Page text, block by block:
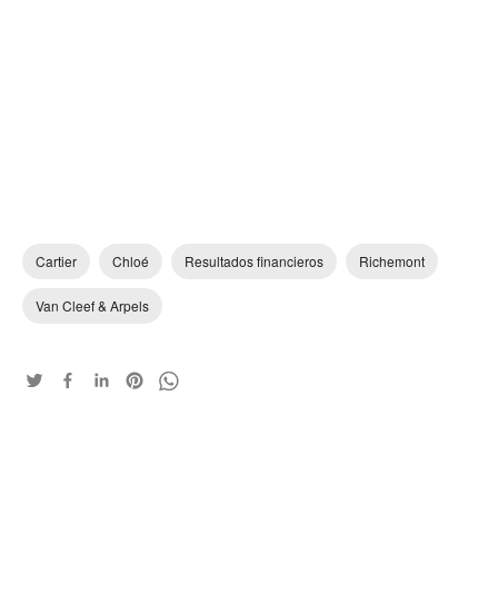
Cartier Chloé Resultados financieros Richemont
Van Cleef & Arpels